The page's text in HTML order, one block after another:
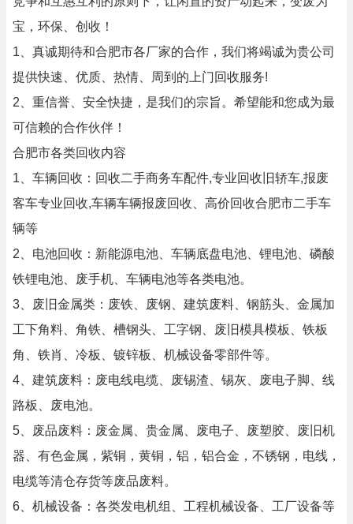
宝，环保、创收！
1、真诚期待和合肥市各厂家的合作，我们将竭诚为贵公司
提供快速、优质、热情、周到的上门回收服务!
2、重信誉、安全快捷，是我们的宗旨。希望能和您成为最
可信赖的合作伙伴！
合肥市各类回收内容
1、车辆回收：回收二手商务车配件,专业回收旧轿车,报废
客车专业回收,车辆车辆报废回收、高价回收合肥市二手车
辆等
2、电池回收：新能源电池、车辆底盘电池、锂电池、磷酸
铁锂电池、废手机、车辆电池等各类电池。
3、废旧金属类：废铁、废钢、建筑废料、钢筋头、金属加
工下角料、角铁、槽钢头、工字钢、废旧模具模板、铁板
角、铁肖、冷板、镀锌板、机械设备零部件等。
4、建筑废料：废电线电缆、废锡渣、锡灰、废电子脚、线
路板、废电池。
5、废品废料：废金属、贵金属、废电子、废塑胶、废旧机
器、有色金属，紫铜，黄铜，铝，铝合金，不锈钢，电线，
电缆等清仓存货等废品废料。
6、机械设备：各类发电机组、工程机械设备、工厂设备等